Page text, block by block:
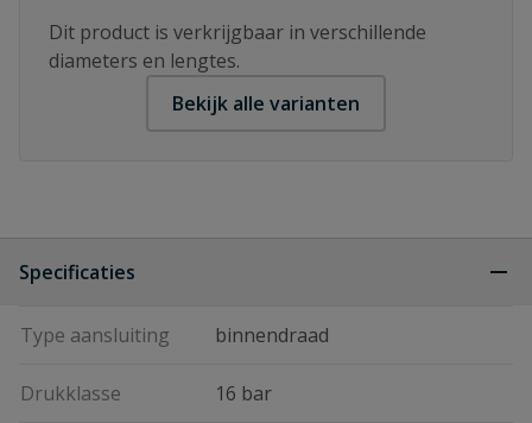
Dit product is verkrijgbaar in verschillende
diameters en lengtes.
Bekijk alle varianten
Specificaties
Type aansluiting binnendraad
Drukklasse 16 bar